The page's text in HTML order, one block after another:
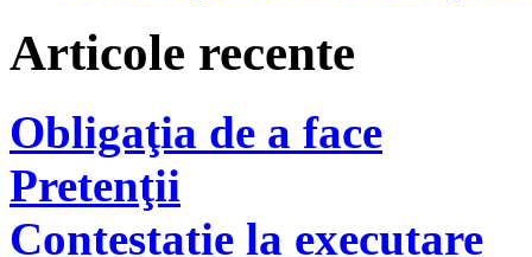
Articole recente
Obligaţia de a face
Pretenţii
Contestatie la executare